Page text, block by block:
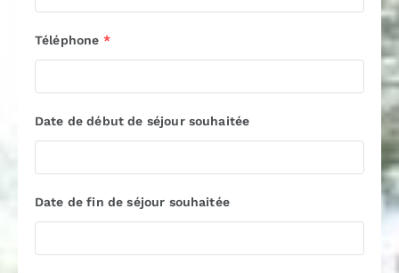
Téléphone *
Date de début de séjour souhaitée
Date de fin de séjour souhaitée